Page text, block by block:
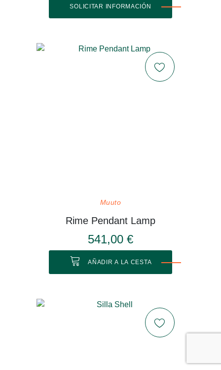
SOLICITAR INFORMACIÓN
Muuto
Rime Pendant Lamp
541,00 €
AÑADIR A LA CESTA